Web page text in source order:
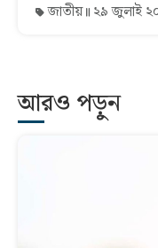
জাতীয় ২৯ জুলাই
আরও পড়ুন